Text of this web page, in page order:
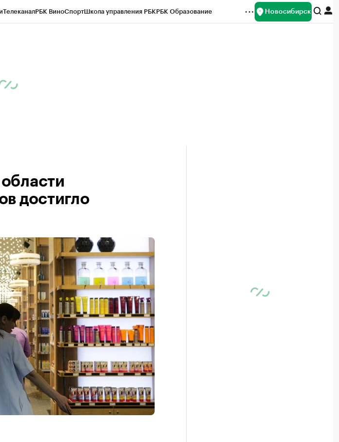
ТелеканалРБК ВиноСпортШкола управления РБКРБК Образование Новосибирск
достигло